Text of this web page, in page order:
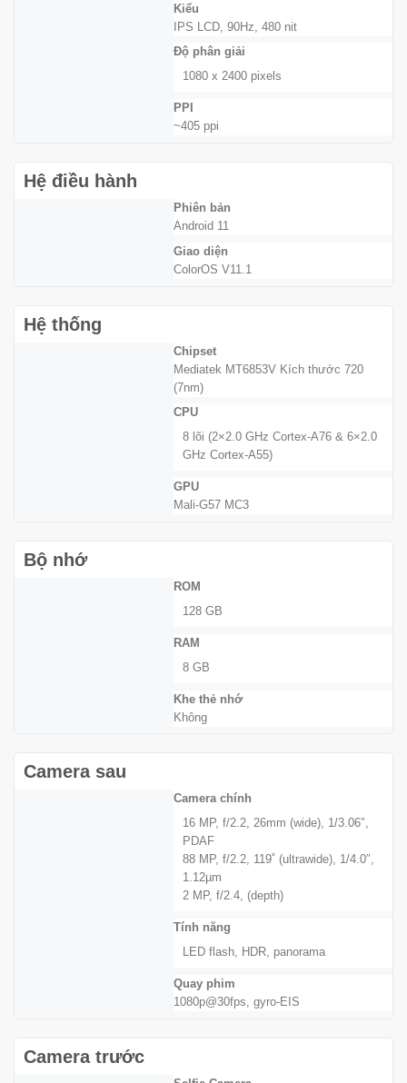
Kiểu
IPS LCD, 90Hz, 480 nit
Độ phân giải
1080 x 2400 pixels
PPI
~405 ppi
Hệ điều hành
Phiên bản
Android 11
Giao diện
ColorOS V11.1
Hệ thống
Chipset
Mediatek MT6853V Kích thước 720
(7nm)
CPU
8 lõi (2×2.0 GHz Cortex-A76 & 6×2.0
GHz Cortex-A55)
GPU
Mali-G57 MC3
Bộ nhớ
ROM
128 GB
RAM
8 GB
Khe thẻ nhớ
Không
Camera sau
Camera chính
16 MP, f/2.2, 26mm (wide), 1/3.06″,
PDAF
88 MP, f/2.2, 119˚ (ultrawide), 1/4.0″,
1.12µm
2 MP, f/2.4, (depth)
Tính năng
LED flash, HDR, panorama
Quay phim
1080p@30fps, gyro-EIS
Camera trước